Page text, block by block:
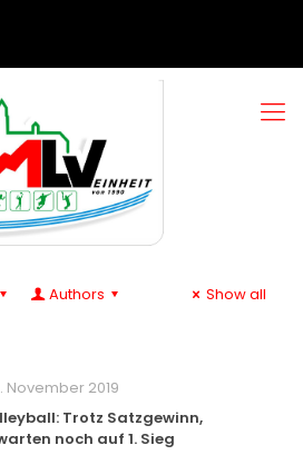
Authors Show all
November 2019
Trotz Satzgewinn,
noch auf 1. Sieg